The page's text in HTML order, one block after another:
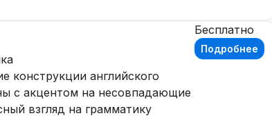
конструкции английского
с акцентом на несовпадающие
взгляд на грамматику
Бесплатно
Подробнее